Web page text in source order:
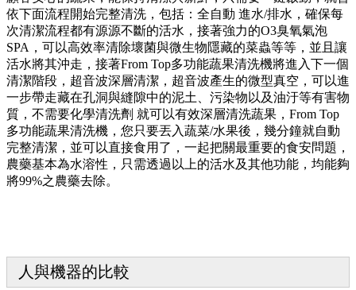
依下面流程開始完整清洗，包括：全自動 進水/排水，確保每
次清潔流程都有源源不斷的活水，接著強力的O3臭氧氣泡
SPA，可以高效率清除壞菌與微生物隱藏的菜蟲等等，並且讓
活水將其沖走，接著From Top多功能蔬果清洗機將進入下一個
清潔階段，超音波深層清潔，超音波產生的微型真空，可以進
一步帶走藏在孔洞與縫隙中的泥土、污染物以及油汙等有害物
質，不需要化學清洗劑 就可以有效深層清洗蔬果，From Top
多功能蔬果清洗機，您只要丟入蔬菜/水果後，幾分鐘就自動
完整清潔，並可以直接食用了，一起把關最重要的食安問題，
農藥基本為水溶性，只需透過以上的活水及其他功能，均能夠
將99%之農藥去除。
人與機器的比較